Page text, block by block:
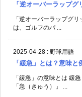
「逆オーバーラップ
「逆オーバーラップグ
は、ゴルフのパ ...
2025-04-28 : 野球用語
「緩急」とは？意味と
「緩急」の意味とは 緩
「急（きゅう）」 ...